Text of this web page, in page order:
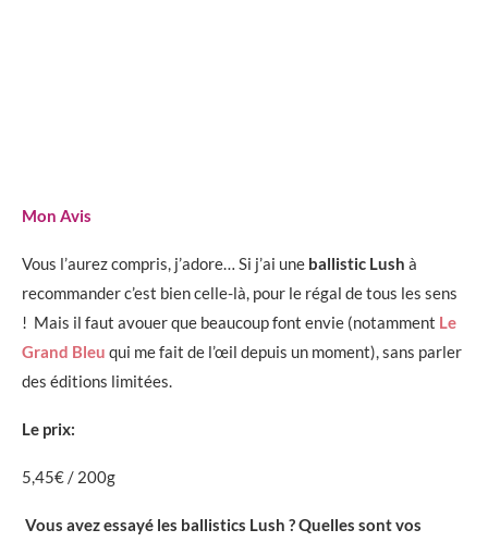
Mon Avis
Vous l’aurez compris, j’adore… Si j’ai une ballistic Lush à
recommander c’est bien celle-là, pour le régal de tous les sens
! Mais il faut avouer que beaucoup font envie (notamment Le
Grand Bleu qui me fait de l’œil depuis un moment), sans parler
des éditions limitées.
Le prix:
5,45€ / 200g
Vous avez essayé les ballistics Lush ? Quelles sont vos